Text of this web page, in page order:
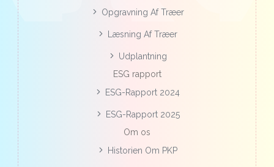
Opgravning Af Træer
Læsning Af Træer
Udplantning
ESG rapport
ESG-Rapport 2024
ESG-Rapport 2025
Om os
Historien Om PKP